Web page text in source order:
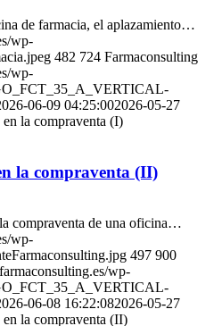
de farmacia, el aplazamiento…
wp-
482 724 Farmaconsulting
wp-
06-09 04:25:002026-05-27
en la compraventa (I)
la compraventa (II)
compraventa de una oficina…
wp-
497 900
wp-
06-08 16:22:082026-05-27
en la compraventa (II)